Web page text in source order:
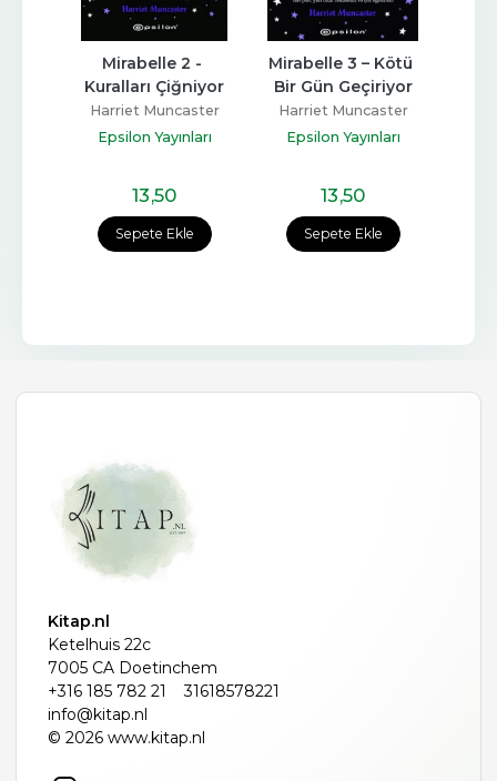
Sepete Ekle
Mirabelle 2 -
Kuralları Çiğniyor
Harriet Muncaster
Epsilon Yayınları
13,50
Sepete Ekle
Mirabelle 3 – Kötü
Bir Gün Geçiriyor
Harriet Muncaster
Epsilon Yayınları
13,50
Kitap.nl
Ketelhuis 22c
7005 CA Doetinchem
+316 185 782 21
31618578221
info@kitap.nl
© 2026 www.kitap.nl